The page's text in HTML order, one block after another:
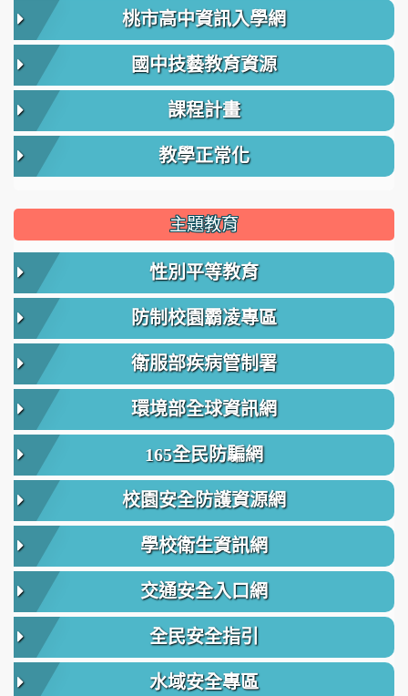
桃市高中資訊入學網
國中技藝教育資源
課程計畫
教學正常化
主題教育
性別平等教育
防制校園霸凌專區
衛服部疾病管制署
環境部全球資訊網
165全民防騙網
校園安全防護資源網
學校衛生資訊網
交通安全入口網
全民安全指引
水域安全專區